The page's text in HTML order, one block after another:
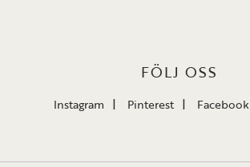
FÖLJ OSS
Instagram Pinterest Facebook